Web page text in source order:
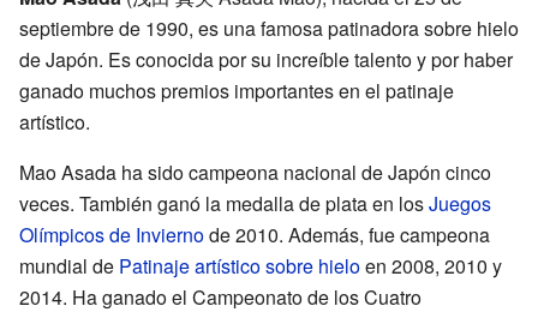
septiembre de 1990, es una famosa patinadora sobre hielo
de Japón. Es conocida por su increíble talento y por haber
ganado muchos premios importantes en el patinaje
artístico.
Mao Asada ha sido campeona nacional de Japón cinco
veces. También ganó la medalla de plata en losJuegos
Olímpicos de Inviernode 2010. Además, fue campeona
mundial de Patinaje artístico sobre hieloen 2008, 2010 y
2014. Ha ganado el Campeonato de los Cuatro